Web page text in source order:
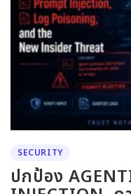
SECURITY
ปกป้อง